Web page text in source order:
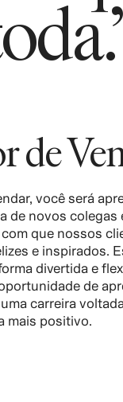
de
você será
de novos colegas
que nossos
e inspirados.
divertida e
de
carreira
mais positivo.